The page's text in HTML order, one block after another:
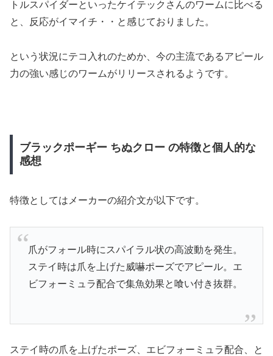
トルスパイダーといったケイテックさんのワームに比べる
と、反応がイマイチ・・と感じておりました。
という状況にテコ入れのためか、今の主流であるアピール
力の強い感じのワームがリリースされるようです。
ブラックポーギー ちぬクロー の特徴と個人的な
感想
特徴としてはメーカーの紹介文が以下です。
爪がフォール時にスパイラル状の高波動を発生。
ステイ時は爪を上げた威嚇ポーズでアピール。エ
ビフォーミュラ配合で集魚効果と喰い付き抜群。
ステイ時の爪を上げたポーズ、エビフォーミュラ配合、と